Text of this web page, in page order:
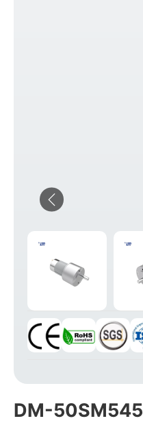
DM-50SM545